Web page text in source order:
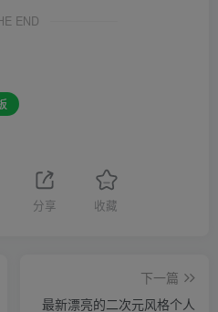
END
分享 收藏
下一篇
最新漂亮的二次元风格个人